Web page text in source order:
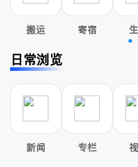
搬运 寄宿
日常浏览
新闻 专栏